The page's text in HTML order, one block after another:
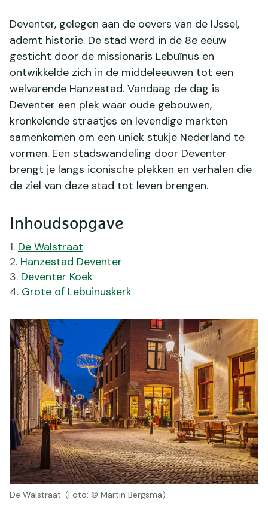
Deventer, gelegen aan de oevers van de IJssel,
ademt historie. De stad werd in de 8e eeuw
gesticht door de missionaris Lebuïnus en
ontwikkelde zich in de middeleeuwen tot een
welvarende Hanzestad. Vandaag de dag is
Deventer een plek waar oude gebouwen,
kronkelende straatjes en levendige markten
samenkomen om een uniek stukje Nederland te
vormen. Een stadswandeling door Deventer
brengt je langs iconische plekken en verhalen die
de ziel van deze stad tot leven brengen.
Inhoudsopgave
De Walstraat
Hanzestad Deventer
Deventer Koek
Grote of Lebuinuskerk
De Walstraat. (Foto: © Martin Bergsma)